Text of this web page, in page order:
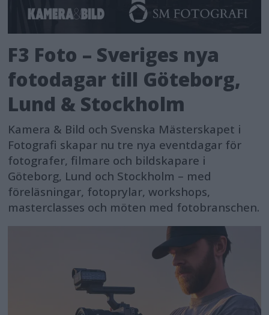
F3 Foto – Sveriges nya
fotodagar till Göteborg,
Lund & Stockholm
Kamera & Bild och Svenska Mästerskapet i
Fotografi skapar nu tre nya eventdagar för
fotografer, filmare och bildskapare i
Göteborg, Lund och Stockholm – med
föreläsningar, fotoprylar, workshops,
masterclasses och möten med fotobranschen.